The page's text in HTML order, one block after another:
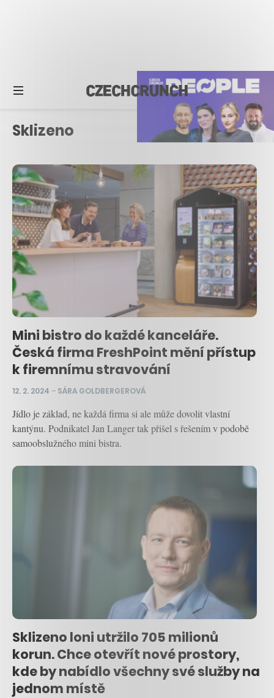
Sklizeno
Mini bistro do každé kanceláře.
Česká firma FreshPoint mění přístup
k firemnímu stravování
12. 2. 2024 – SÁRA GOLDBERGEROVÁ
Jídlo je základ, ne každá firma si ale může dovolit vlastní
kantýnu. Podnikatel Jan Langer tak přišel s řešením v podobě
samoobslužného mini bistra.
Sklizeno loni utržilo 705 milionů
korun. Chce otevřít nové prostory,
kde by nabídlo všechny své služby na
jednom místě